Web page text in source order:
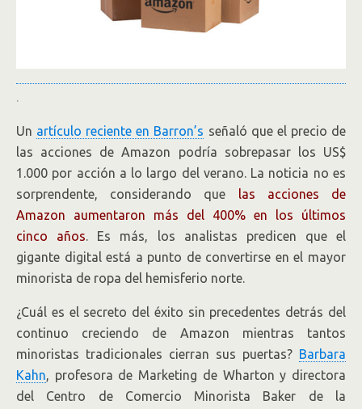
.
Un artículo reciente en Barron’s señaló que el precio de
las acciones de Amazon podría sobrepasar los US$
1.000 por acción a lo largo del verano. La noticia no es
sorprendente, considerando que las acciones de
Amazon aumentaron más del 400% en los últimos
cinco años. Es más, los analistas predicen que el
gigante digital está a punto de convertirse en el mayor
minorista de ropa del hemisferio norte.
¿Cuál es el secreto del éxito sin precedentes detrás del
continuo creciendo de Amazon mientras tantos
minoristas tradicionales cierran sus puertas? Barbara
Kahn, profesora de Marketing de Wharton y directora
del Centro de Comercio Minorista Baker de la